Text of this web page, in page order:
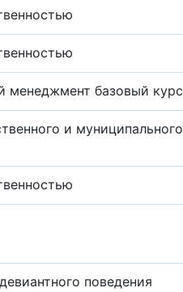
менеджмент базовый курс
и муниципального
поведения